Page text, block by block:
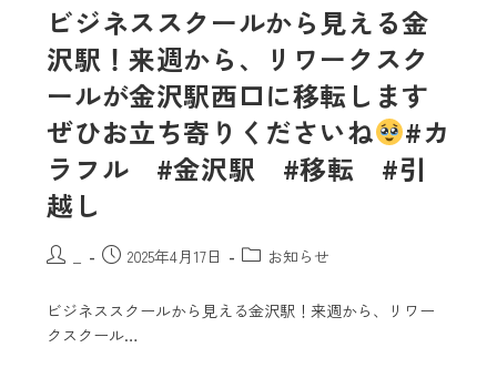
ビジネススクールから見える金
沢駅！来週から、リワークスク
ールが金沢駅西口に移転します
ぜひお立ち寄りくださいね
#カ
ラフル #金沢駅 #移転 #引
越し
2025年4月17日 お知らせ
ビジネススクールから見える金沢駅！来週から、リワー
クスクール…